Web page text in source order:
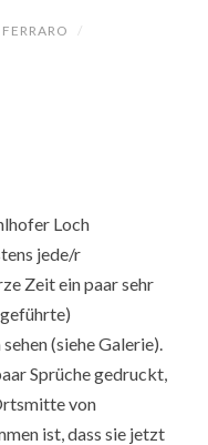
/
Loch
jede/r
Zeit ein paar sehr
(siehe Galerie).
Sprüche gedruckt,
von
ist, dass sie jetzt